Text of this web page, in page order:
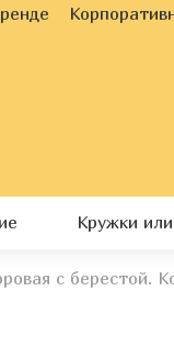
Кружки
с берестой.